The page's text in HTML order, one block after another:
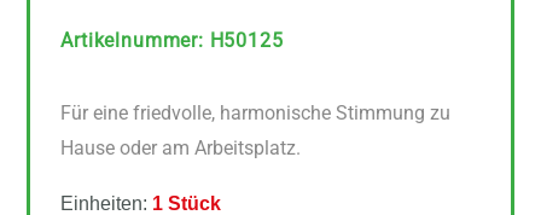
Artikelnummer: H50125
Für eine friedvolle, harmonische Stimmung zu
Hause oder am Arbeitsplatz.
Einheiten: 1 Stück